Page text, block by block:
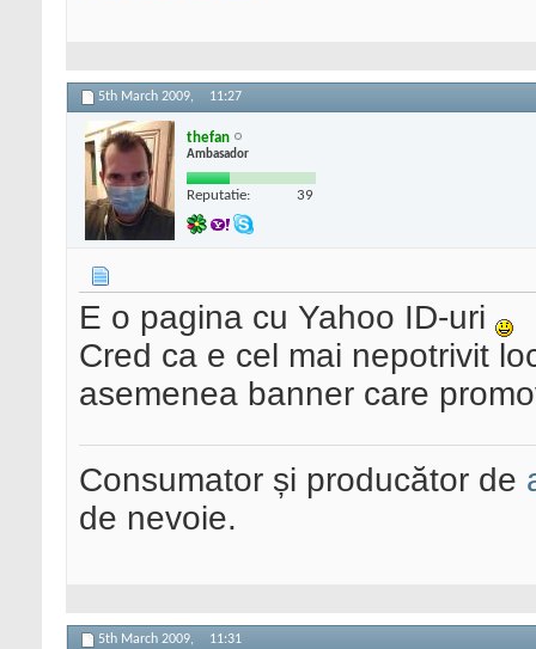
5th March 2009, 11:27
thefan
Ambasador
Reputatie: 39
E o pagina cu Yahoo ID-uri
Cred ca e cel mai nepotrivit
asemenea banner care
Consumator și producător de
de nevoie.
5th March 2009, 11:31